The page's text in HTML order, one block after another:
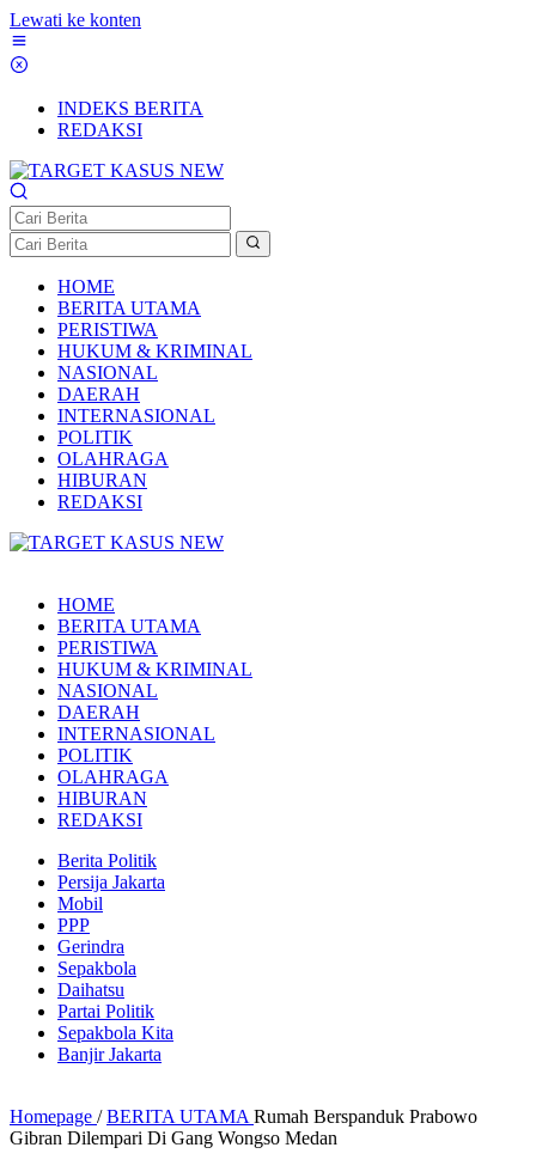
Lewati ke konten
INDEKS BERITA
REDAKSI
HOME
BERITA UTAMA
PERISTIWA
HUKUM & KRIMINAL
NASIONAL
DAERAH
INTERNASIONAL
POLITIK
OLAHRAGA
HIBURAN
REDAKSI
HOME
BERITA UTAMA
PERISTIWA
HUKUM & KRIMINAL
NASIONAL
DAERAH
INTERNASIONAL
POLITIK
OLAHRAGA
HIBURAN
REDAKSI
Berita Politik
Persija Jakarta
Mobil
PPP
Gerindra
Sepakbola
Daihatsu
Partai Politik
Sepakbola Kita
Banjir Jakarta
Homepage / BERITA UTAMA Rumah Berspanduk Prabowo
Gibran Dilempari Di Gang Wongso Medan